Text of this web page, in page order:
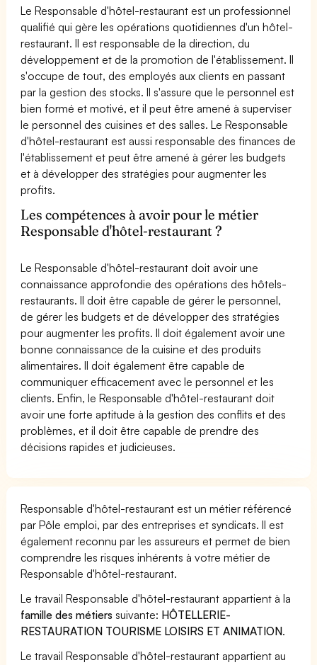
Le Responsable d'hôtel-restaurant est un professionnel
qualifié qui gère les opérations quotidiennes d'un hôtel-
restaurant. Il est responsable de la direction, du
développement et de la promotion de l'établissement. Il
s'occupe de tout, des employés aux clients en passant
par la gestion des stocks. Il s'assure que le personnel est
bien formé et motivé, et il peut être amené à superviser
le personnel des cuisines et des salles. Le Responsable
d'hôtel-restaurant est aussi responsable des finances de
l'établissement et peut être amené à gérer les budgets
et à développer des stratégies pour augmenter les
profits.
Les compétences à avoir pour le métier
Responsable d'hôtel-restaurant ?
Le Responsable d'hôtel-restaurant doit avoir une
connaissance approfondie des opérations des hôtels-
restaurants. Il doit être capable de gérer le personnel,
de gérer les budgets et de développer des stratégies
pour augmenter les profits. Il doit également avoir une
bonne connaissance de la cuisine et des produits
alimentaires. Il doit également être capable de
communiquer efficacement avec le personnel et les
clients. Enfin, le Responsable d'hôtel-restaurant doit
avoir une forte aptitude à la gestion des conflits et des
problèmes, et il doit être capable de prendre des
décisions rapides et judicieuses.
Responsable d'hôtel-restaurant est un métier référencé
par Pôle emploi, par des entreprises et syndicats. Il est
également reconnu par les assureurs et permet de bien
comprendre les risques inhérents à votre métier de
Responsable d'hôtel-restaurant.
Le travail Responsable d'hôtel-restaurant appartient à la
famille des métiers suivante: HÔTELLERIE-
RESTAURATION TOURISME LOISIRS ET ANIMATION.
Le travail Responsable d'hôtel-restaurant appartient au